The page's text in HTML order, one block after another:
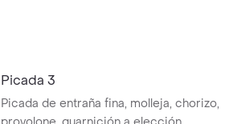
Picada 3
Picada de entraña fina, molleja, chorizo,